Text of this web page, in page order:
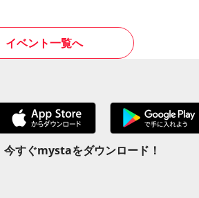
イベント一覧へ
今すぐmystaをダウンロード！